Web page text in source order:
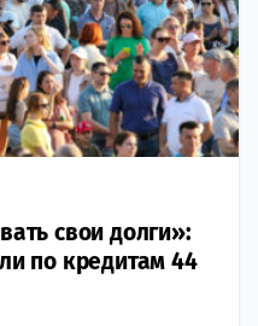
свои долги»:
по кредитам 44